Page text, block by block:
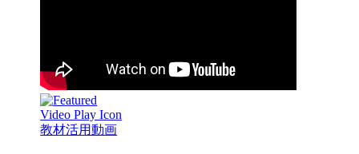
教材活用動画